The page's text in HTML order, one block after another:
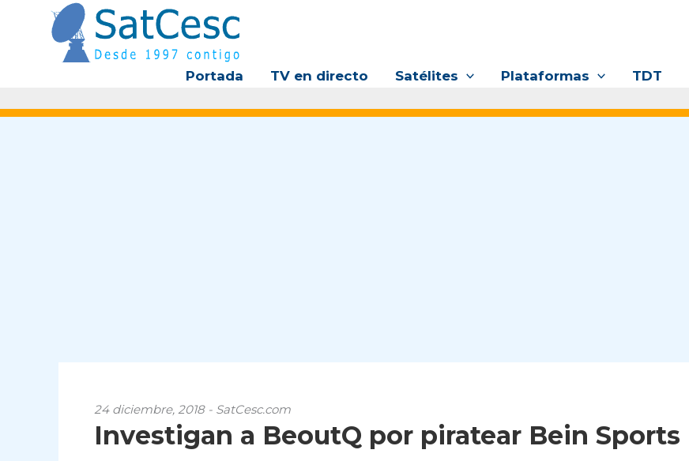
contenido
Portada TV en directo Satélites Plataformas TDT
24 diciembre, 2018 - SatCesc.com
Investigan a BeoutQ por piratear Bein Sports